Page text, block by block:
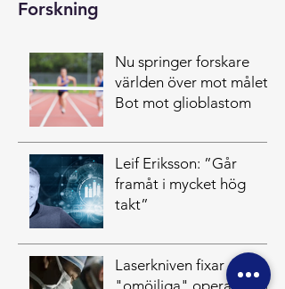
Forskning
Nu springer forskare
världen över mot målet:
Bot mot glioblastom
Leif Eriksson: ”Går
framåt i mycket hög
takt”
Laserkniven fixar
"omöjliga" operationer